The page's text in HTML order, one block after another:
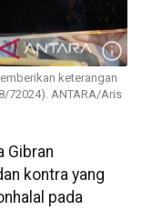
keterangan
72024). ANTARA/Aris
Gibran
kontra yang
pada